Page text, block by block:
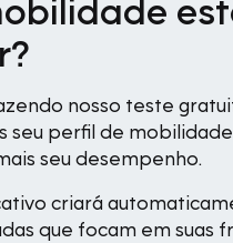
nosso teste
seu perfil de
seu desempenho.
criará
que focam em suas